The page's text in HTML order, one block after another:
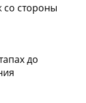
со стороны
до